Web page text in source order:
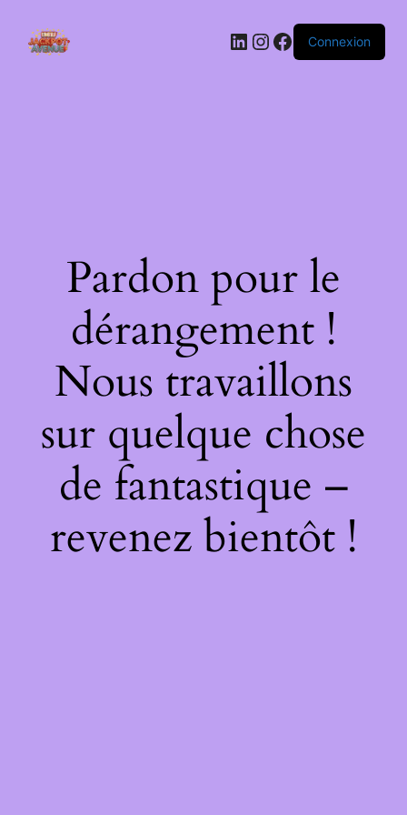
LinkedIn
Instagram
Facebook
Connexion
Pardon pour le
dérangement !
Nous travaillons
sur quelque chose
de fantastique –
revenez bientôt !